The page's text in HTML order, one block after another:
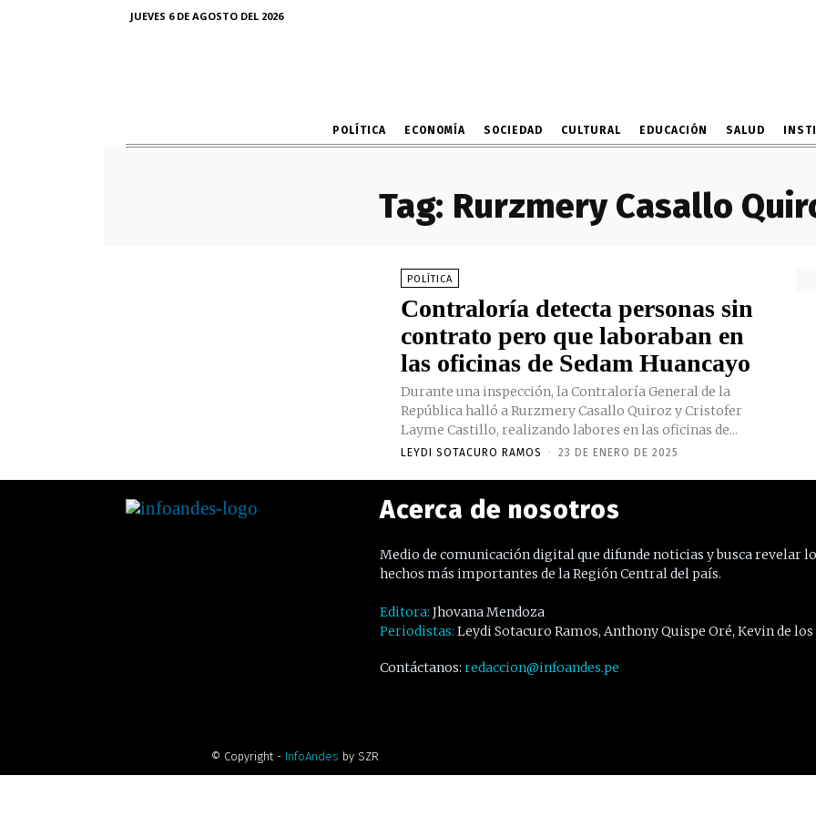
JUEVES 6 DE AGOSTO DEL 2026
POLÍTICA ECONOMÍA SOCIEDAD CULTURAL EDUCACIÓN SALUD
Tag: Rurzmery Casallo
POLÍTICA
Contraloría detecta personas sin
contrato pero que laboraban en
las oficinas de Sedam Huancayo
Durante una inspección, la Contraloría General de la
República halló a Rurzmery Casallo Quiroz y Cristofer
Layme Castillo, realizando labores en las oficinas de...
LEYDI SOTACURO RAMOS - 23 DE ENERO DE 2025
Acerca de nosotros
Medio de comunicación digital que difunde noticias y busca revelar
hechos más importantes de la Región Central del país.
Editora: Jhovana Mendoza
Periodistas: Leydi Sotacuro Ramos, Anthony Quispe Oré, Kevin de los
Contáctanos: redaccion@infoandes.pe
© Copyright - InfoAndes by SZR